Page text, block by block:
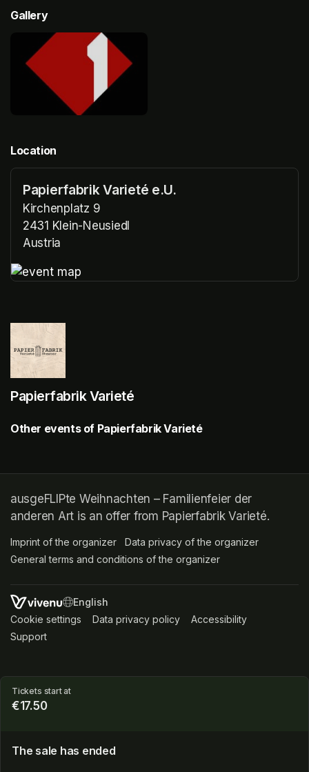
Gallery
Location
Papierfabrik Varieté e.U.
Kirchenplatz 9
2431 Klein-Neusiedl
Austria
Tickets start at
€17.50
The sale has ended
Papierfabrik Varieté
Other events of Papierfabrik Varieté
ausgeFLIPte Weihnachten – Familienfeier der
anderen Art is an offer from Papierfabrik Varieté.
Imprint of the organizer (opens in a new tab)
Data privacy of the organizer
General terms and conditions of the organizer
SWITCH LANGUAGE
Cookie settings (opens in a new tab)
Data privacy policy (opens in a new tab)
Accessibility
Support